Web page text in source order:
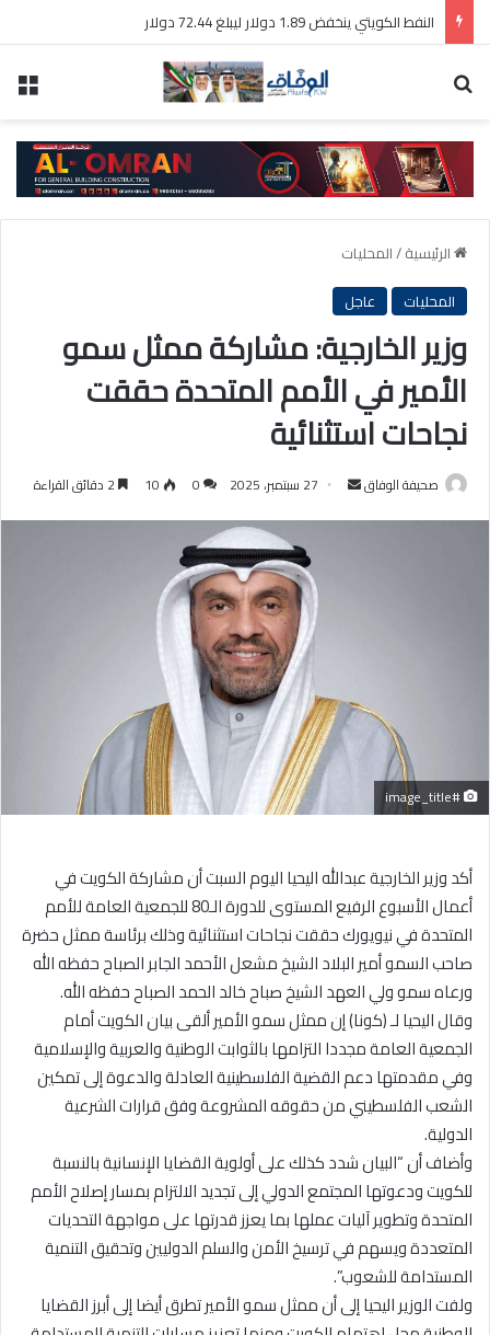
الرئيسية/المحليات
المحليات
عاجل
وزير الخارجية: مشاركة ممثل سمو
الأمير في الأمم المتحدة حققت
نجاحات استثنائية
صحيفة الوفاق
أرسل 27 سبتمبر، 2025 0
10
#image_title
أكد وزير الخارجية عبدالله اليحيا اليوم السبت أن مشاركة الكويت في
أعمال الأسبوع الرفيع المستوى للدورة الـ80 للجمعية العامة للأمم
المتحدة في نيويورك حققت نجاحات استثنائية وذلك برئاسة ممثل حضرة
صاحب السمو أمير البلاد الشيخ مشعل الأحمد الجابر الصباح حفظه الله
ورعاه سمو ولي العهد الشيخ صباح خالد الحمد الصباح حفظه الله.
وقال اليحيا لـ (كونا) إن ممثل سمو الأمير ألقى بيان الكويت أمام
الجمعية العامة مجددا التزامها بالثوابت الوطنية والعربية والإسلامية
وفي مقدمتها دعم القضية الفلسطينية العادلة والدعوة إلى تمكين
الشعب الفلسطيني من حقوقه المشروعة وفق قرارات الشرعية
الدولية.
وأضاف أن “البيان شدد كذلك على أولوية القضايا الإنسانية بالنسبة
للكويت ودعوتها المجتمع الدولي إلى تجديد الالتزام بمسار إصلاح الأمم
المتحدة وتطوير آليات عملها بما يعزز قدرتها على مواجهة التحديات
المتعددة ويسهم في ترسيخ الأمن والسلم الدوليين وتحقيق التنمية
المستدامة للشعوب”.
ولفت الوزير اليحيا إلى أن ممثل سمو الأمير تطرق أيضا إلى أبرز القضايا